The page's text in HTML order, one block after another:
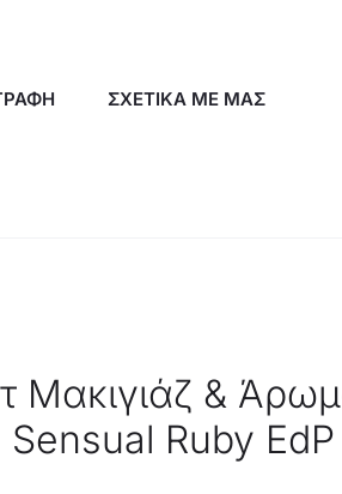
ΣΧΕΤΙΚΑ ΜΕ ΜΑΣ
Μακιγιάζ &
Ruby EdP